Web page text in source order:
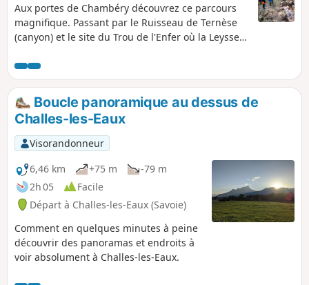
Aux portes de Chambéry découvrez ce parcours
magnifique. Passant par le Ruisseau de Ternèse
(canyon) et le site du Trou de l'Enfer où la Leysse
assure le dépaysement dans un univers sauvage.
Boucle panoramique au dessus de
Challes-les-Eaux
Visorandonneur
6,46 km
+75 m
-79 m
2h 05
Facile
Départ à Challes-les-Eaux (Savoie)
Comment en quelques minutes à peine
découvrir des panoramas et endroits à
voir absolument à Challes-les-Eaux.